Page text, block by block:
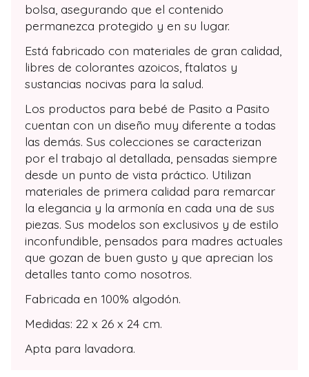
bolsa, asegurando que el contenido
permanezca protegido y en su lugar.
Está fabricado con materiales de gran calidad,
libres de colorantes azoicos, ftalatos y
sustancias nocivas para la salud.
Los productos para bebé de Pasito a Pasito
cuentan con un diseño muy diferente a todas
las demás. Sus colecciones se caracterizan
por el trabajo al detallada, pensadas siempre
desde un punto de vista práctico. Utilizan
materiales de primera calidad para remarcar
la elegancia y la armonía en cada una de sus
piezas. Sus modelos son exclusivos y de estilo
inconfundible, pensados para madres actuales
que gozan de buen gusto y que aprecian los
detalles tanto como nosotros.
Fabricada en 100% algodón.
Medidas: 22 x 26 x 24 cm.
Apta para lavadora.